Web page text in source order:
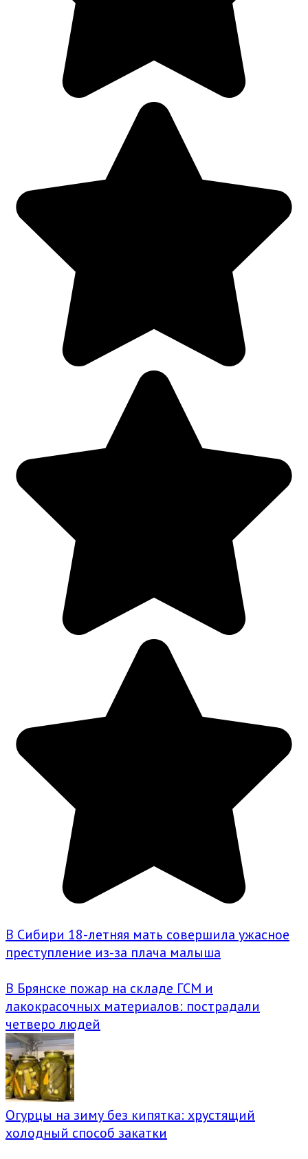
В Сибири 18-летняя мать совершила ужасное
преступление из-за плача малыша
В Брянске пожар на складе ГСМ и
лакокрасочных материалов: пострадали
четверо людей
Огурцы на зиму без кипятка: хрустящий
холодный способ закатки